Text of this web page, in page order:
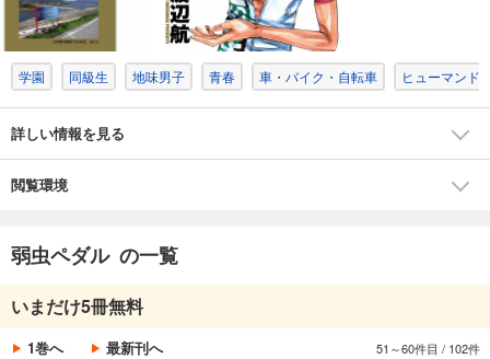
学園 同級生 地味男子 青春 車・バイク・自転車 ヒューマンド
詳しい情報を見る
閲覧環境
弱虫ペダル の一覧
いまだけ5冊無料
1巻へ 最新刊へ 51～60件目 / 102件
円 (税込)
試し読み
弱虫ペダル 49
カート
あらすじを表示する
弱虫ペダル 50
649円 (税込)